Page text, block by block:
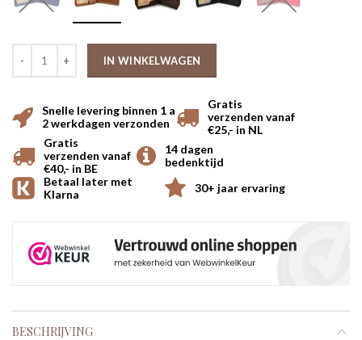
IN WINKELWAGEN
Snelle levering binnen 1 a
2 werkdagen verzonden
Gratis
verzenden vanaf
€25,- in NL
Gratis
verzenden vanaf
€40,- in BE
14 dagen
bedenktijd
Betaal later met
Klarna
30+ jaar ervaring
BESCHRIJVING